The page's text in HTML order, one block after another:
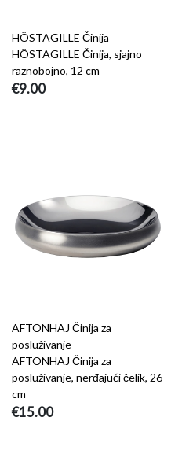
HÖSTAGILLE Činija
HÖSTAGILLE Činija, sjajno
raznobojno, 12 cm
€9.00
AFTONHAJ Činija za
posluživanje
AFTONHAJ Činija za
posluživanje, nerđajući čelik, 26
cm
€15.00